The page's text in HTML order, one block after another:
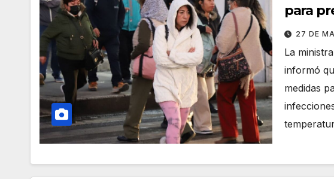
para
27 DE
La
informó
medidas